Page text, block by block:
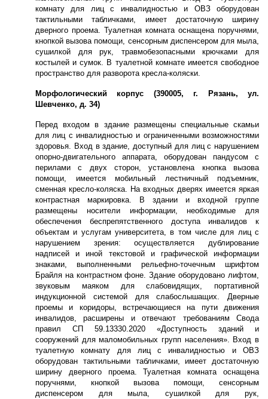
комнату для лиц с инвалидностью и ОВЗ оборудован
тактильными табличками, имеет достаточную ширину
дверного проема. Туалетная комната оснащена поручнями,
кнопкой вызова помощи, сенсорным диспенсером для мыла,
сушилкой для рук, травмобезопасными крючками для
костылей и сумок. В туалетной комнате имеется свободное
пространство для разворота кресла-коляски.
Морфологический корпус (390005, г. Рязань, ул.
Шевченко, д. 34)
Перед входом в здание размещены специальные скамьи
для лиц с инвалидностью и ограниченными возможностями
здоровья. Вход в здание, доступный для лиц с нарушением
опорно-двигательного аппарата, оборудован пандусом с
перилами с двух сторон, установлена кнопка вызова
помощи, имеется мобильный лестничный подъемник,
сменная кресло-коляска. На входных дверях имеется яркая
контрастная маркировка. В здании и входной группе
размещены носители информации, необходимые для
обеспечения беспрепятственного доступа инвалидов к
объектам и услугам университета, в том числе для лиц с
нарушением зрения: осуществляется дублирование
надписей и иной текстовой и графической информации
знаками, выполненными рельефно-точечным шрифтом
Брайля на контрастном фоне. Здание оборудовано лифтом,
звуковым маяком для слабовидящих, портативной
индукционной системой для слабослышащих. Дверные
проемы и коридоры, встречающиеся на пути движения
инвалидов, расширены и отвечают требованиям Свода
правил СП 59.13330.2020 «Доступность зданий и
сооружений для маломобильных групп населения». Вход в
туалетную комнату для лиц с инвалидностью и ОВЗ
оборудован тактильными табличками, имеет достаточную
ширину дверного проема. Туалетная комната оснащена
поручнями, кнопкой вызова помощи, сенсорным
диспенсером для мыла, сушилкой для рук,